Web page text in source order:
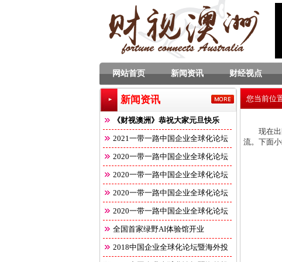
网站首页 新闻资讯 财经视点
新闻资讯
《财视澳洲》恭祝大家元旦快乐
2021一带一路中国企业全球化论坛
2020一带一路中国企业全球化论坛
2020一带一路中国企业全球化论坛
2020一带一路中国企业全球化论坛
2020一带一路中国企业全球化论坛
全国首家绿野AI体验馆开业
2018中国企业全球化论坛暨海外投
您当前位
现在
流。下面